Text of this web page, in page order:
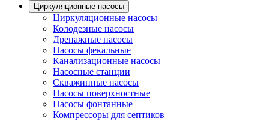
Циркуляционные насосы
Циркуляционные насосы
Колодезные насосы
Дренажные насосы
Насосы фекальные
Канализационные насосы
Насосные станции
Скважинные насосы
Насосы поверхностные
Насосы фонтанные
Компрессоры для септиков